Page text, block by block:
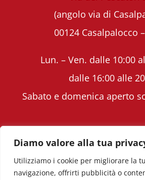
Diamo valore alla tua
Utilizziamo i cookie per migliorare la
navigazione, offrirti pubblicità o
(angolo via di
00124 Casalpalocco
Lun. – Ven. dalle 10:00
dalle 16:00 alle
Sabato e domenica aperto
Copyright © Volavoilà ASD -